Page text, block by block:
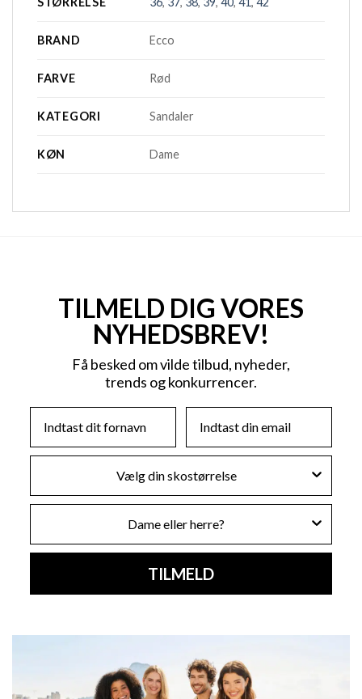
BRAND Ecco
FARVE Rød
KATEGORI Sandaler
KØN Dame
TILMELD DIG VORES
NYHEDSBREV!
Få besked om vilde tilbud, nyheder,
trends og konkurrencer.
TILMELD